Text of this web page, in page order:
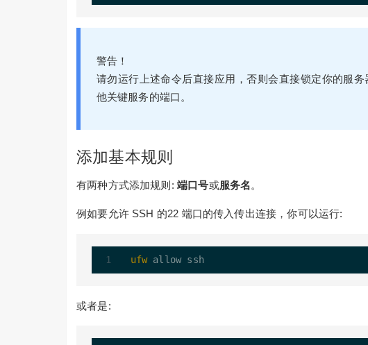
警告！
请勿运行上述命令后直接应用，否则会直接锁定你的服
他关键服务的端口。
添加基本规则
有两种方式添加规则:端口号或服务名。
例如要允许 SSH 的22 端口的传入传出连接，你可以运行:
ufw allow ssh
或者是: